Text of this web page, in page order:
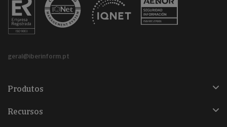
geral@iberinform.pt
Produtos
Recursos